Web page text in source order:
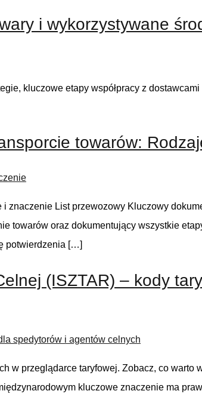
i wykorzystywane
kluczowe etapy współpracy z
towarów:
znaczenie List przewozowy Kluczowy
towarów oraz dokumentujący wszystkie
potwierdzenia […]
(ISZTAR) – kody
w przeglądarce taryfowej. Zobacz, co
kluczowe znaczenie ma